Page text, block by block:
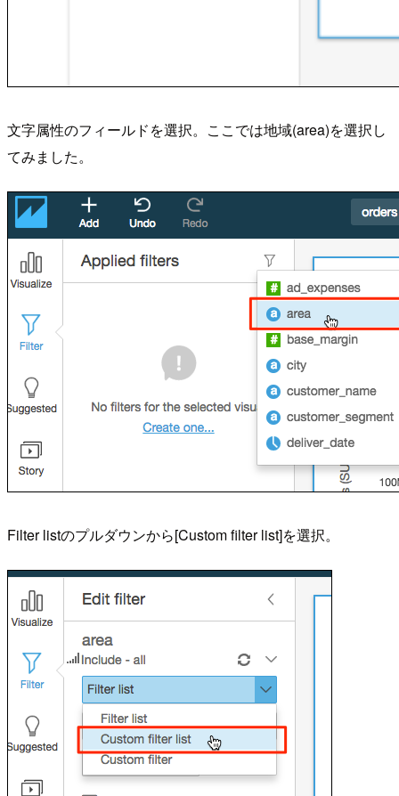
文字属性のフィールドを選択。ここでは地域(area)を選択し
てみました。
Filter listのプルダウンから[Custom filter list]を選択。